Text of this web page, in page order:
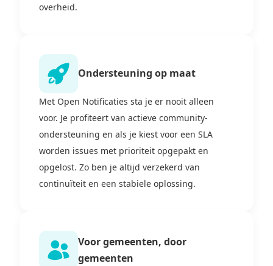
overheid.
Ondersteuning op maat
Met Open Notificaties sta je er nooit alleen
voor. Je profiteert van actieve community-
ondersteuning en als je kiest voor een SLA
worden issues met prioriteit opgepakt en
opgelost. Zo ben je altijd verzekerd van
continuïteit en een stabiele oplossing.
Voor gemeenten, door
gemeenten